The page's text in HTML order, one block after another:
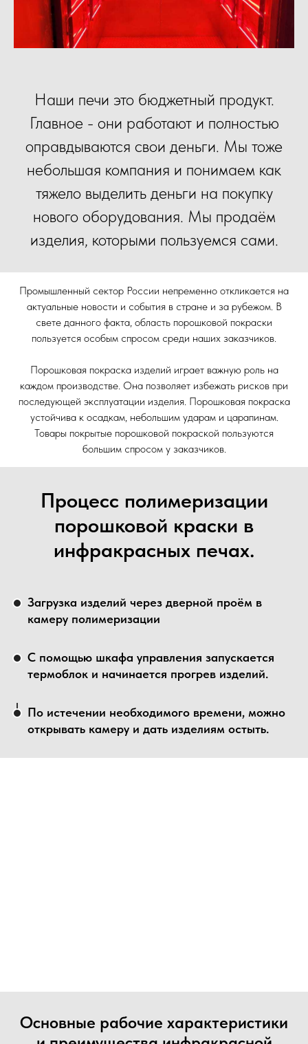
Наши печи это бюджетный продукт.
Главное - они работают и полностью
оправдываются свои деньги. Мы тоже
небольшая компания и понимаем как
тяжело выделить деньги на покупку
нового оборудования. Мы продаём
изделия, которыми пользуемся сами.
Промышленный сектор России непременно откликается на
актуальные новости и события в стране и за рубежом. В
свете данного факта, область порошковой покраски
пользуется особым спросом среди наших заказчиков.
Порошковая покраска изделий играет важную роль на
каждом производстве. Она позволяет избежать рисков при
последующей эксплуатации изделия. Порошковая покраска
устойчива к осадкам, небольшим ударам и царапинам.
Товары покрытые порошковой покраской пользуются
большим спросом у заказчиков.
Процесс полимеризации
порошковой краски в
инфракрасных печах.
Загрузка изделий через дверной проём в
камеру полимеризации
С помощью шкафа управления запускается
термоблок и начинается прогрев изделий.
По истечении необходимого времени, можно
открывать камеру и дать изделиям остыть.
Основные рабочие характеристики